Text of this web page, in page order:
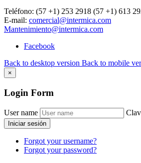
Teléfono: (57 +1) 253 2918 (57 +1) 613
E-mail: comercial@intermica.com
Mantenimiento@intermica.com
Facebook
Back to desktop version Back to mobile
×
Login Form
User name
Iniciar sesión
Forgot your username?
Forgot your password?